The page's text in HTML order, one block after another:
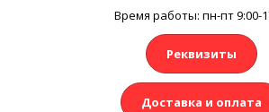
Время работы: пн-пт 9:00-
Реквизиты
Доставка и оплата